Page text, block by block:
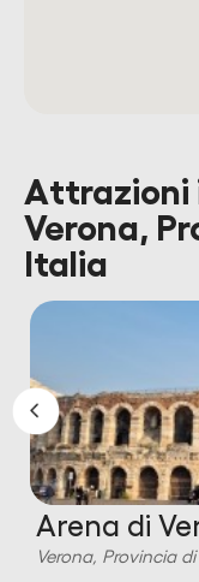
Attrazioni
Verona,
Italia
Arena di
Verona, Provincia